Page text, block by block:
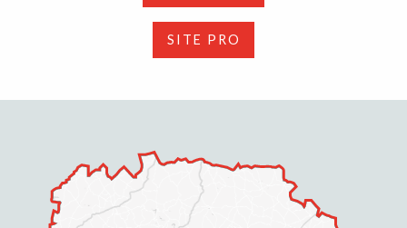
SITE PRO